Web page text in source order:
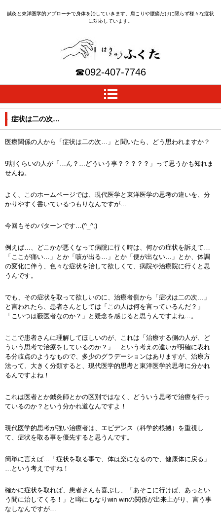
はりきゅうふくた｜福岡
鍼灸と東洋医学的アプローチで身体を治していきます。肩こりや腰痛だけに限らず様々な症状
に対応しています。
☎092-407-7746
症状は二の次…
医療関係の人から「症状は二の次…」と聞いたら、どう思われますか？
9割くらいの人が「…ん？…どういう事？？？？？」って思うかも知れま
せんね。
よく、このホームページでは、現代医学と東洋医学の思考の違いを、分
かりやすく書いているつもりなんですが…
今回もそのパターンです…(^_^;)
例えば…、どこかが悪くなって病院に行く時は、何かの症状を訴えて…
「ここが痛い…」とか「咳が出る…」とか「便が出ない…」とか、体調
の変化に伴う、色々な症状を治して欲しくて、病院や治療院に行くと思
うんです。
でも、その症状を取って欲しいのに、治療者側から「症状は二の次…」
と言われたら、患者さんとしては「この人は何を言っているんだ？」
「こいつは藪医者なのか？」と疑念を感じると思うんですよね…。
ここで患者さんに理解してほしいのが、これは「治療する側の人が、ど
ういう思考で治療をしているのか？」…という考えの違いが明確に表れ
る分岐点のようなもので、多少のグラデーションはありますが、治療方
法って、大きく分類すると、現代医学的思考と東洋医学的思考に分かれ
るんですよね！
これは医者とか鍼灸師とかの区別ではなく、どういう思考で治療を行っ
ているのか？という分かれ道なんですよ！
現代医学的思考が強い治療者は、エビデンス（科学的根拠）を重視し
て、症状を取る事を優先すると思うんです。
簡単に言えば…「症状を取る事で、体は楽になるので、健康体に戻る」
…という考えですね！
確かに症状を取れば、患者さんも喜ぶし、「あそこに行けば、あっとい
う間に治してくる！」と噂にもなりwin winの関係が出来上がり、言う事
なしなんですが…